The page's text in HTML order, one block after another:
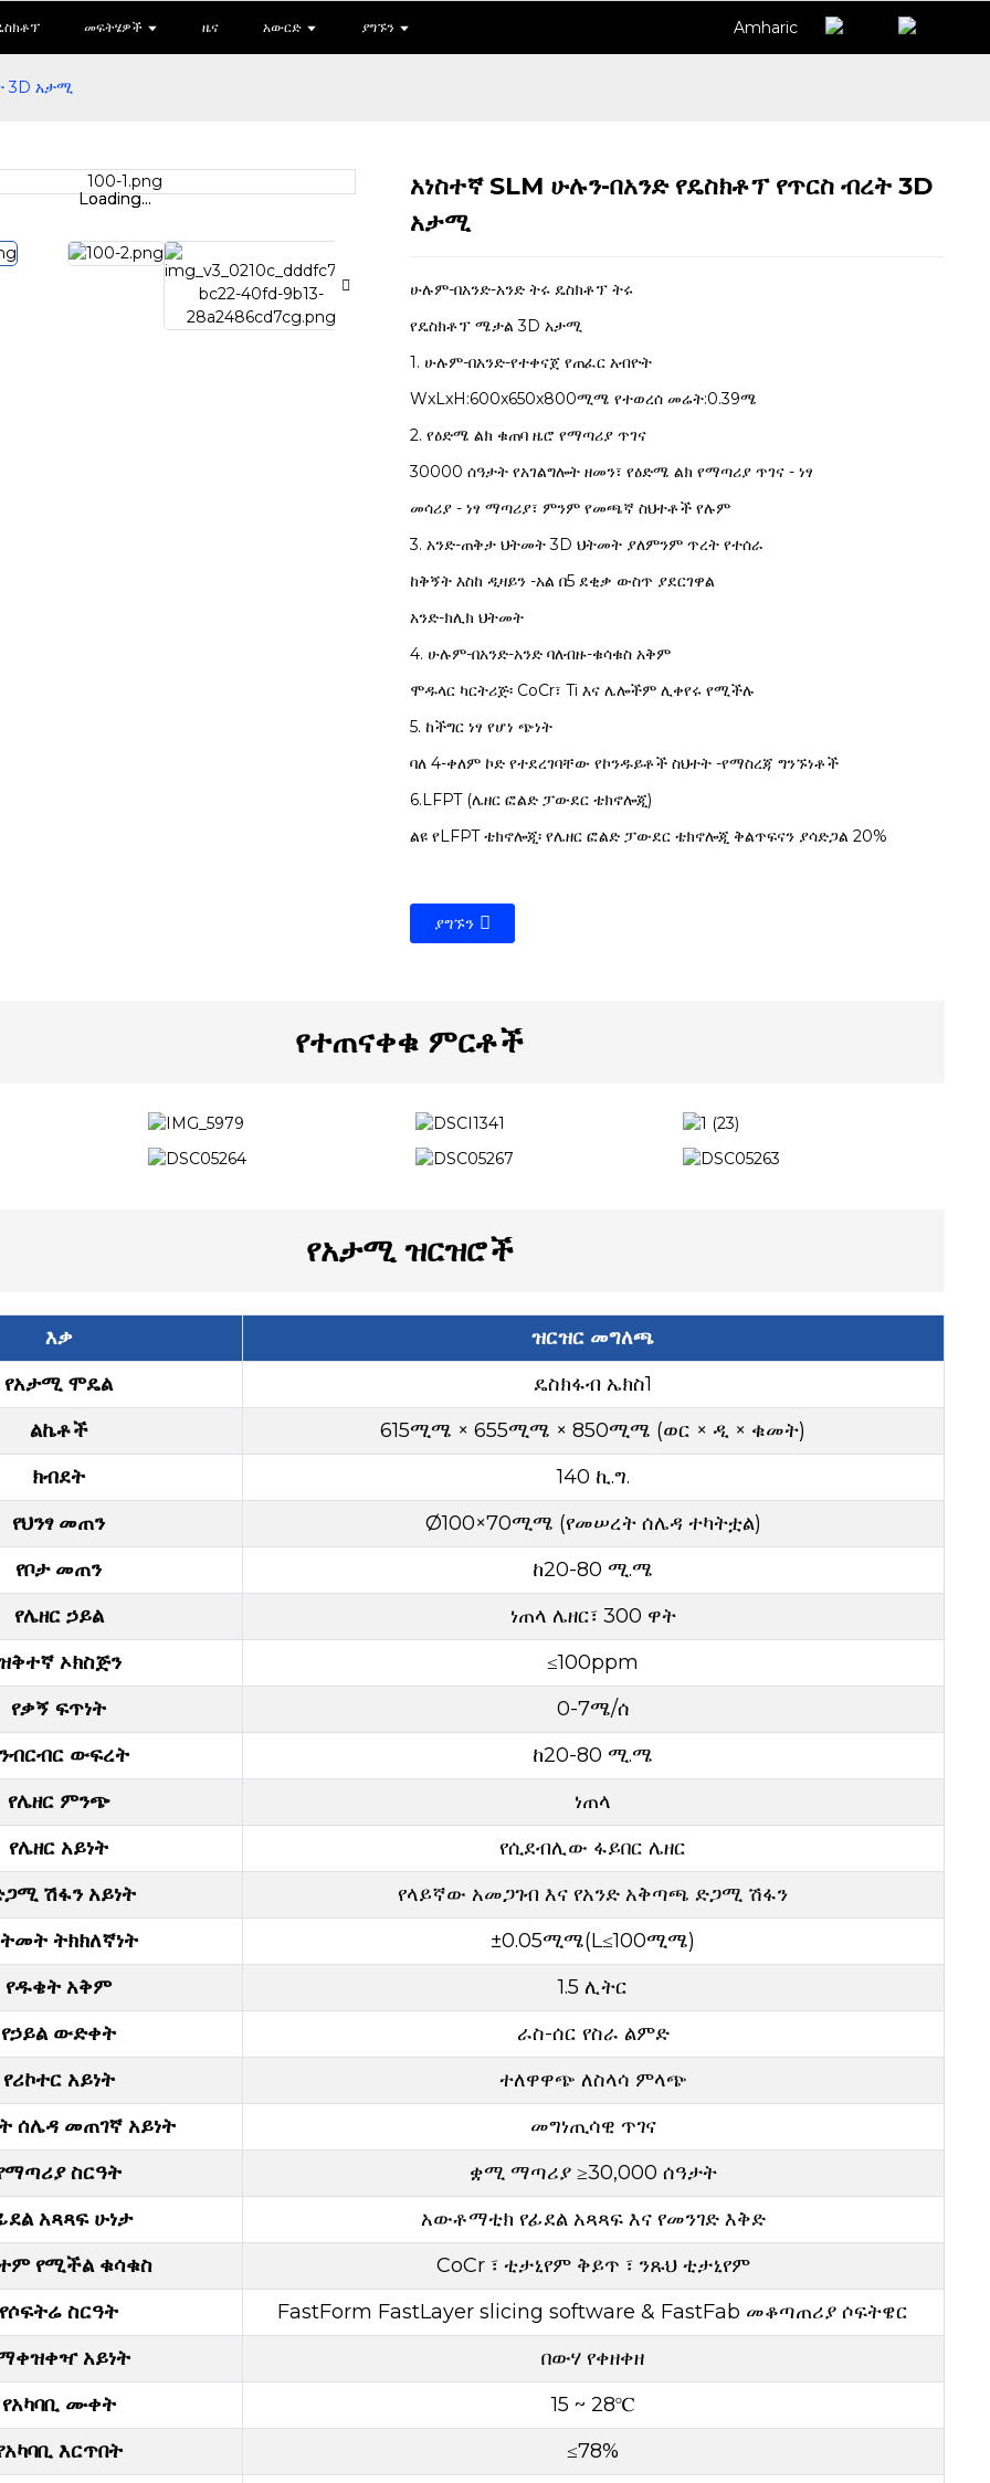
መፍትሄዎች ዜና አውርድ ያግኙን Amharic
3D አታሚ
Loading...
Loading... Loading...
Loading...
አነስተኛ SLM ሁሉን-በአንድ የዴስክቶፕ የጥርስ ብረት 3D
አታሚ
ሁሉም-በአንድ-አንድ ትሩ ዴስክቶፕ ትሩ
የዴስክቶፕ ሜታል 3D አታሚ
1. ሁሉም-በአንድ-የተቀናጀ የጠፈር አብዮት
WxLxH:600x650x800ሚሜ የተወረሰ መሬት:0.39ሜ
2. የዕድሜ ልክ ቁጠባ ዜሮ የማጣሪያ ጥገና
30000 ሰዓታት የአገልግሎት ዘመን፣ የዕድሜ ልክ የማጣሪያ ጥገና - ነፃ
መሳሪያ - ነፃ ማጣሪያ፣ ምንም የመጫኛ ስህተቶች የሉም
3. አንድ-ጠቅታ ህትመት 3D ህትመት ያለምንም ጥረት የተሰራ
ከቅኝት እስከ ዲዛይን -አል በ5 ደቂቃ ውስጥ ያደርገዋል
አንድ-ክሊክ ህትመት
4. ሁሉም-በአንድ-አንድ ባለብዙ-ቁሳቁስ አቅም
ሞዱላር ካርትሪጅ፡ CoCr፣ Ti እና ሌሎችም ሊቀየሩ የሚችሉ
5. ከችግር ነፃ የሆነ ጭነት
ባለ 4-ቀለም ኮድ የተደረገባቸው የኮንዱይቶች ስህተት -የማስረጃ ግንኙነቶች
6.LFPT (ሌዘር ፎልድ ፓውደር ቴክኖሎጂ)
ልዩ የLFPT ቴክኖሎጂ፡ የሌዘር ፎልድ ፓውደር ቴክኖሎጂ ቅልጥፍናን ያሳድጋል 20%
ያግኙን
የተጠናቀቁ ምርቶች
የአታሚ ዝርዝሮች
እቃ
ዝርዝር መግለጫ
የአታሚ ሞዴል
ዴስክፋብ ኤክስ1
ልኬቶች
615ሚሜ × 655ሚሜ × 850ሚሜ (ወር × ዲ × ቁመት)
ክብደት
140 ኪ.ግ.
የህንፃ መጠን
Ø100×70ሚሜ (የመሠረት ሰሌዳ ተካትቷል)
የቦታ መጠን
ከ20-80 ሚ.ሜ
የሌዘር ኃይል
ነጠላ ሌዘር፣ 300 ዋት
ኦክስጅን
≤100ppm
የቃኝ ፍጥነት
0-7ሜ/ሰ
ውፍረት
ከ20-80 ሚ.ሜ
የሌዘር ምንጭ
ነጠላ
የሌዘር አይነት
የሲደብሊው ፋይበር ሌዘር
ሽፋን አይነት
የላይኛው አመጋገብ እና የአንድ አቅጣጫ ድጋሚ ሽፋን
ትክክለኛነት
±0.05ሚሜ(L≤100ሚሜ)
የዱቄት አቅም
1.5 ሊትር
የኃይል ውድቀት
ራስ-ሰር የስራ ልምድ
የሪኮተር አይነት
ተለዋዋጭ ለስላሳ ምላጭ
ሰሌዳ መጠገኛ አይነት
መግነጢሳዊ ጥገና
ስርዓት
ቋሚ ማጣሪያ ≥30,000 ሰዓታት
አጻጻፍ ሁነታ
አውቶማቲክ የፊደል አጻጻፍ እና የመንገድ እቅድ
የሚችል ቁሳቁስ
CoCr ፣ ቲታኒየም ቅይጥ ፣ ንጹህ ቲታኒየም
የሶፍትሬ ስርዓት
FastForm FastLayer slicing software & FastFab መቆጣጠሪያ ሶፍትዌር
አይነት
በውሃ የቀዘቀዘ
የአካባቢ ሙቀት
15 ~ 28℃
እርጥበት
≤78%